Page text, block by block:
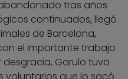
tras años
continuados, llegó
de Barcelona,
el importante trabajo
desgracia, Garulo tuvo